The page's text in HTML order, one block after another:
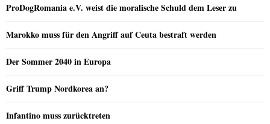
ProDogRomania e.V. weist die moralische Schuld dem Leser zu
Marokko muss für den Angriff auf Ceuta bestraft werden
Der Sommer 2040 in Europa
Griff Trump Nordkorea an?
Infantino muss zurücktreten